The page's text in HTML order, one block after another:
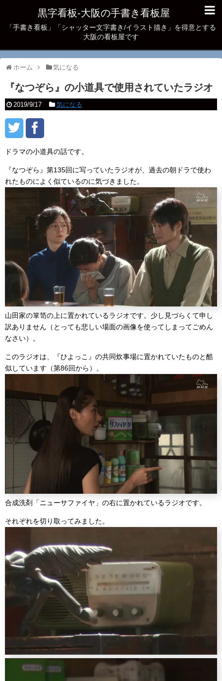
黒字看板‐大阪の手書き看板屋
「手書き看板」「シャッター文字書き/イラスト描き」を得意とする
大阪の看板屋です
ホーム 気になる
『なつぞら』の小道具で使用されていたラジオ
2019/9/17 気になる
ドラマの小道具の話です。
『なつぞら』第135回に写っていたラジオが、過去の朝ドラで使わ
れたものによく似ているのに気づきました。
山田家の箪笥の上に置かれているラジオです。少し見づらくて申し
訳ありません（とっても悲しい場面の画像を使ってしまってごめん
なさい）。
このラジオは、『ひよっこ』の共同炊事場に置かれていたものと酷
似しています（第86回から）。
合成洗剤「ニューサファイヤ」の右に置かれているラジオです。
それぞれを切り取ってみました。